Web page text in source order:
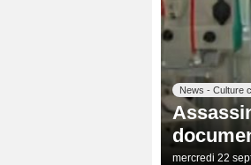
News - Culture
mercredi 22